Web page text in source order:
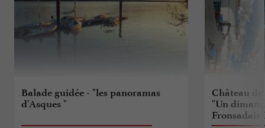
Balade guidée - "les panoramas
d'Asques "
Château
"Un